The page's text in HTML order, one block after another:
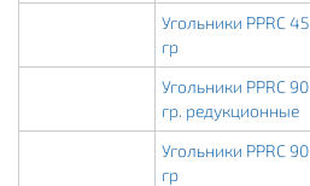
Угольники PPRC 45
гр
Угольники PPRC 90
гр. редукционные
Угольники PPRC 90
гр